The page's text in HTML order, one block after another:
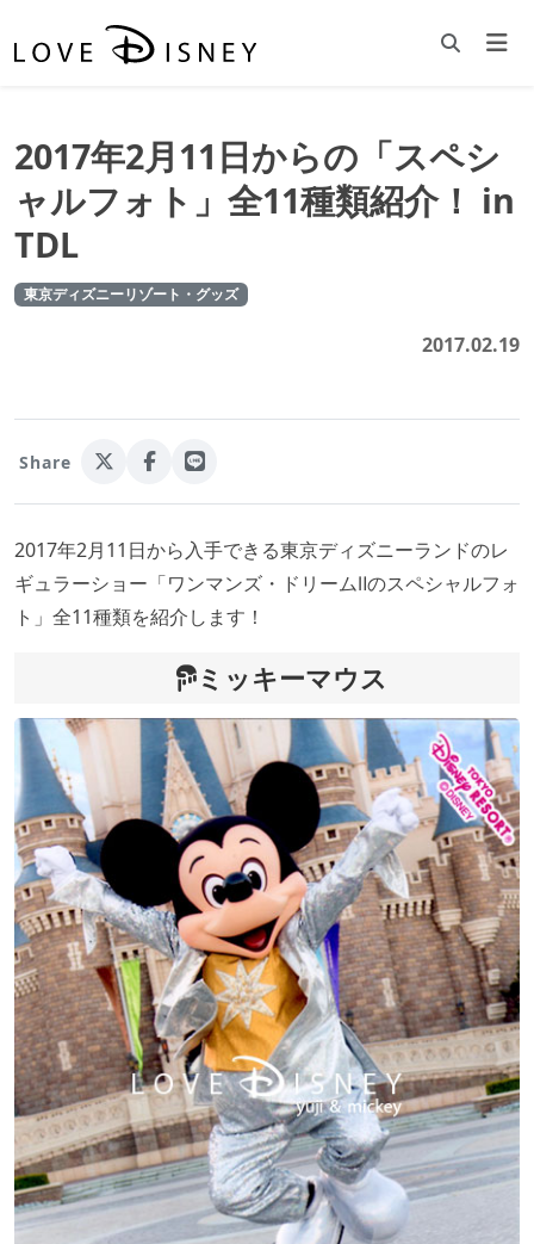
2017年2月11日からの「スペシ
ャルフォト」全11種類紹介！ in
TDL
東京ディズニーリゾート・グッズ
2017.02.19
Share
2017年2月11日から入手できる東京ディズニーランドのレ
ギュラーショー「ワンマンズ・ドリームⅡのスペシャルフォ
ト」全11種類を紹介します！
ミッキーマウス